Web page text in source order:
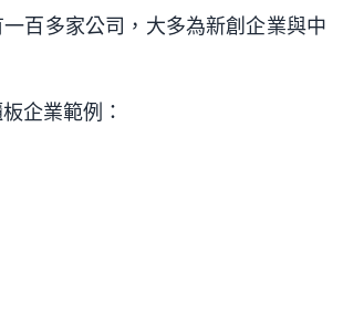
百多家公司，大多為新創企業與中
企業範例：